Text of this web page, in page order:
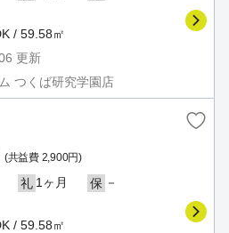
/ 59.58㎡
更新
つくば研究学園店
(共益費 2,900円)
礼 1ヶ月 保 －
/ 59.58㎡